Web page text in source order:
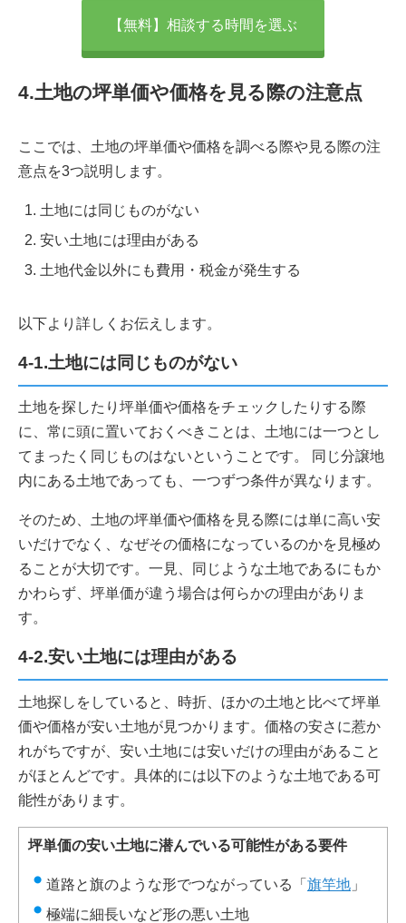
【無料】相談する時間を選ぶ
4.土地の坪単価や価格を見る際の注意点
ここでは、土地の坪単価や価格を調べる際や見る際の注
意点を3つ説明します。
土地には同じものがない
安い土地には理由がある
土地代金以外にも費用・税金が発生する
以下より詳しくお伝えします。
4-1.土地には同じものがない
土地を探したり坪単価や価格をチェックしたりする際
に、常に頭に置いておくべきことは、土地には一つとし
てまったく同じものはないということです。 同じ分譲地
内にある土地であっても、一つずつ条件が異なります。
そのため、土地の坪単価や価格を見る際には単に高い安
いだけでなく、なぜその価格になっているのかを見極め
ることが大切です。一見、同じような土地であるにもか
かわらず、坪単価が違う場合は何らかの理由がありま
す。
4-2.安い土地には理由がある
土地探しをしていると、時折、ほかの土地と比べて坪単
価や価格が安い土地が見つかります。価格の安さに惹か
れがちですが、安い土地には安いだけの理由があること
がほとんどです。具体的には以下のような土地である可
能性があります。
坪単価の安い土地に潜んでいる可能性がある要件
道路と旗のような形でつながっている「 旗竿地 」
極端に細長いなど形の悪い土地